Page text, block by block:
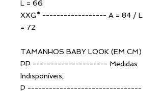
L = 66
XXG* ------------------ A = 84 / L
= 72
TAMANHOS BABY LOOK (EM CM)
PP --------------------- Medidas
Indisponíveis;
P --------------------------------